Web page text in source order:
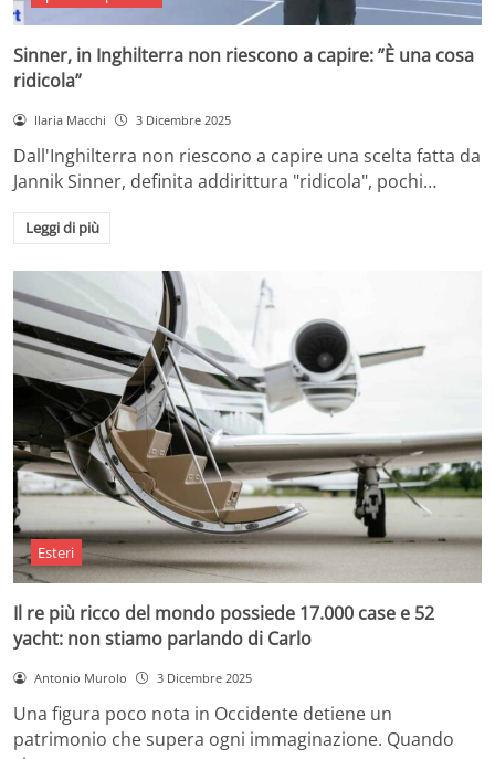
Sinner, in Inghilterra non riescono a capire: ”È una cosa
ridicola”
Ilaria Macchi 3 Dicembre 2025
Dall'Inghilterra non riescono a capire una scelta fatta da
Jannik Sinner, definita addirittura "ridicola", pochi…
Leggi di più
Esteri
Il re più ricco del mondo possiede 17.000 case e 52
yacht: non stiamo parlando di Carlo
Antonio Murolo 3 Dicembre 2025
Una figura poco nota in Occidente detiene un
patrimonio che supera ogni immaginazione. Quando